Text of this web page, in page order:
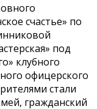
счастье» по
под
клубного
офицерского
стали
гражданский